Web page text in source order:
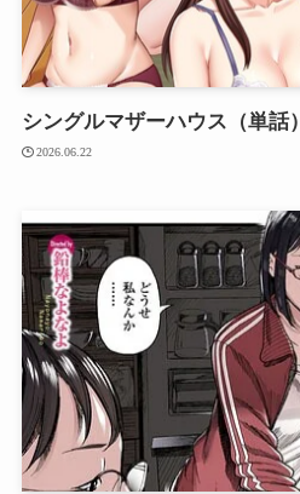
シングルマザーハウス（単話）
2026.06.22